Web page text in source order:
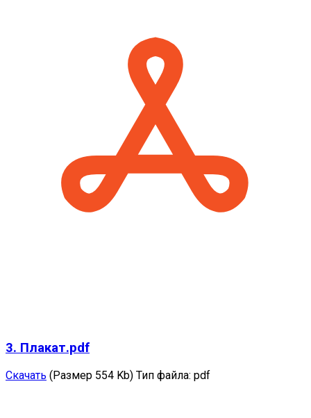
3. Плакат.pdf
Скачать (Размер 554 Kb) Тип файла: pdf